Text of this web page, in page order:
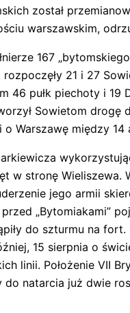
został
warszawskim,
167
21 i 27
46 pułk piechoty i
Sowietom
Warszawę między 14
w stronę
jego armii
„Bytomiakami”
do szturmu na
15 sierpnia o
linii. Położenie VII
do natarcia już dwie